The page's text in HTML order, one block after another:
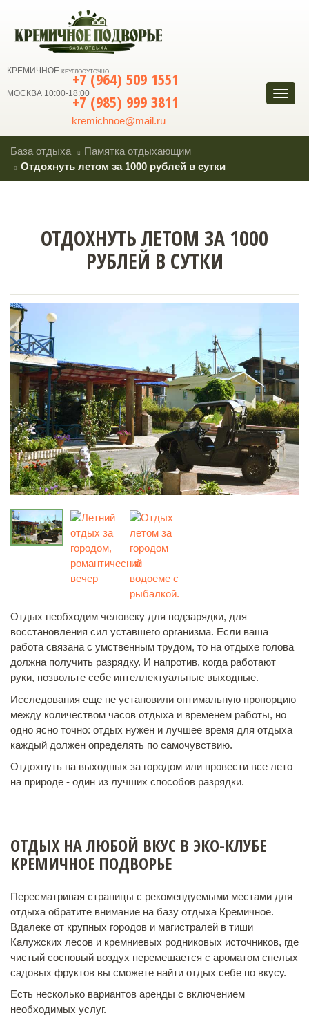
+7 (964) 509 1551
КРЕМИЧНОЕ КРУГЛОСУТОЧНО
+7 (985) 999 3811
МОСКВА 10:00-18:00
kremichnoe@mail.ru
База отдыха
Памятка отдыхающим
Отдохнуть летом за 1000 рублей в сутки
ОТДОХНУТЬ ЛЕТОМ ЗА 1000
РУБЛЕЙ В СУТКИ
Отдых необходим человеку для подзарядки, для
восстановления сил уставшего организма. Если ваша
работа связана с умственным трудом, то на отдыхе голова
должна получить разрядку. И напротив, когда работают
руки, позвольте себе интеллектуальные выходные.
Исследования еще не установили оптимальную пропорцию
между количеством часов отдыха и временем работы, но
одно ясно точно: отдых нужен и лучшее время для отдыха
каждый должен определять по самочувствию.
Отдохнуть на выходных за городом или провести все лето
на природе - один из лучших способов разрядки.
ОТДЫХ НА ЛЮБОЙ ВКУС В ЭКО-КЛУБЕ
КРЕМИЧНОЕ ПОДВОРЬЕ
Пересматривая страницы с рекомендуемыми местами для
отдыха обратите внимание на базу отдыха Кремичное.
Вдалеке от крупных городов и магистралей в тиши
Калужских лесов и кремниевых родниковых источников, где
чистый сосновый воздух перемешается с ароматом спелых
садовых фруктов вы сможете найти отдых себе по вкусу.
Есть несколько вариантов аренды с включением
необходимых услуг.